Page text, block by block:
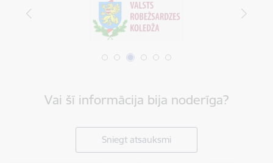
Vai šī informācija bija noderīga?
Sniegt atsauksmi